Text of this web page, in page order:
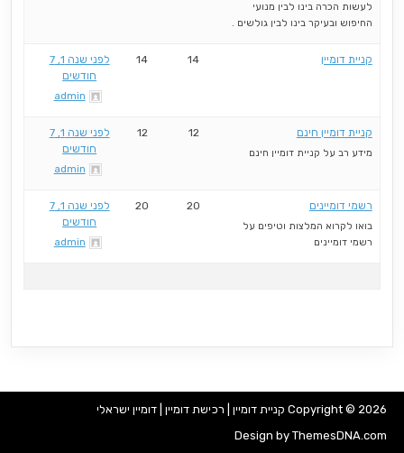
לעשות הכרה בינו לבין מנועי
החיפוש ובעיקר בינו לבין גולשים .
קניית דומיין 14
14
לפני שנה 1, 7
חודשים
admin
קניית דומיין חינם
מידע רב על קניית דומיין חינם
12
12
לפני שנה 1, 7
חודשים
admin
רשמי דומיינים
בואו לקרוא המלצות וטיפים על
רשמי דומיינים
20
20
לפני שנה 1, 7
חודשים
admin
Copyright © 2026 קניית דומיין | רכישת דומיין | דומיין ישראלי
Design by ThemesDNA.com